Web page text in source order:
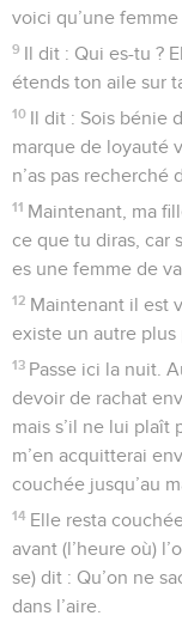
voici qu’une
9 Il dit : Qui es-tu ?
étends ton aile sur
10 Il dit : Sois bénie
marque de loyauté
n’as pas recherché
11 Maintenant, ma
ce que tu diras, car
es une femme de
12 Maintenant il est
existe un autre plus
13 Passe ici la nuit.
devoir de rachat
mais s’il ne lui plaît
m’en acquitterai
couchée jusqu’au
14 Elle resta
avant (l’heure où)
se) dit : Qu’on ne
dans l’aire.